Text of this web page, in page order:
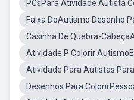
PCsPara Atividade Autista
Faixa DoAutismo Desenho
Casinha De Quebra-
Atividade P Colorir
Atividade Para Autistas
Desenhos Para